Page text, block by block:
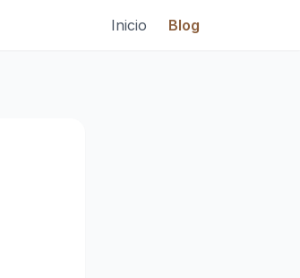
Inicio Blog